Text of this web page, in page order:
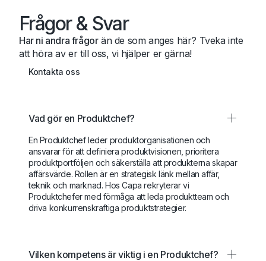
Frågor & Svar
Har ni andra frågorän de som anges här? Tveka inte
att höra av er till oss, vi hjälper er gärna!
Kontakta oss
Vad gör en Produktchef?
En Produktchef leder produktorganisationen och
ansvarar för att definiera produktvisionen, prioritera
produktportföljen och säkerställa att produkterna skapar
affärsvärde. Rollen är en strategisk länk mellan affär,
teknik och marknad. Hos Capa rekryterar vi
Produktchefer med förmåga att leda produktteam och
driva konkurrenskraftiga produktstrategier.
Vilken kompetens är viktig i en Produktchef?